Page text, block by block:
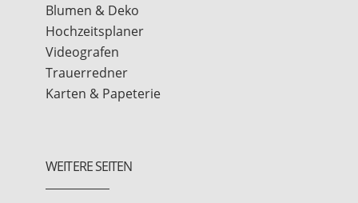
Blumen & Deko
Hochzeitsplaner
Videografen
Trauerredner
Karten & Papeterie
WEITERE SEITEN